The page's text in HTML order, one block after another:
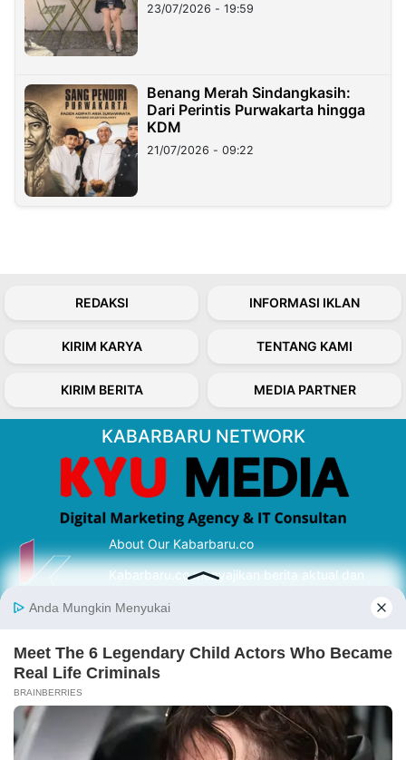
23/07/2026 - 19:59
Benang Merah Sindangkasih:
Dari Perintis Purwakarta hingga
KDM
21/07/2026 - 09:22
REDAKSI INFORMASI IKLAN
KIRIM KARYA TENTANG KAMI
KIRIM BERITA MEDIA PARTNER
KABARBARU NETWORK
About Our Kabarbaru.co
Kabarbaru.co menyajikan berita aktual dan
serta terverifikasi dari sumber yang tepat.
Follow Kabarbaru